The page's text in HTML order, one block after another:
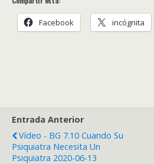
Facebook incógnita
Entrada Anterior
Vídeo - BG 7.10 Cuando Su
Psiquiatra Necesita Un
Psiquiatra 2020-06-13